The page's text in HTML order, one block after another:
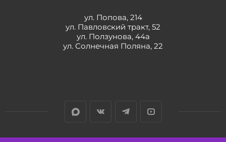
ул. Попова, 214
ул. Павловский тракт, 52
ул. Ползунова, 44а
ул. Солнечная Поляна, 22